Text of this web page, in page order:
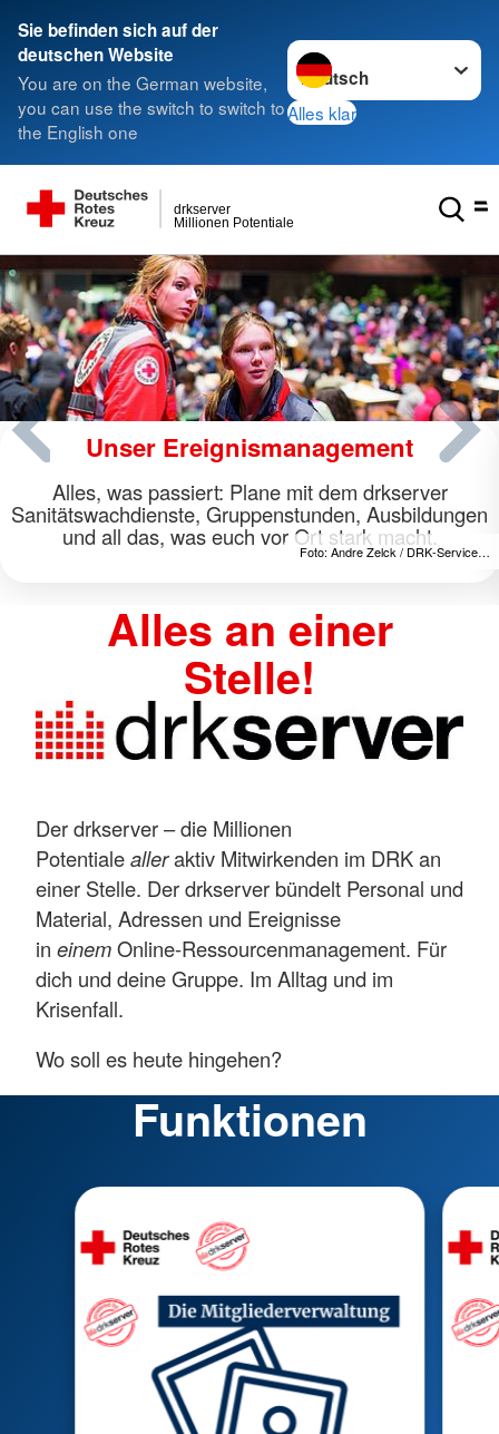
Sie befinden sich auf der
deutschen Website
You are on the German website,
you can use the switch to switch to
the English one
Sprache wechseln zu
Alles klar
Millionen Potentiale
drkserver
Foto: Andre Zelck / DRK-Service…
Unser Ereignismanagement
Alles, was passiert: Plane mit dem drkserver
Sanitätswachdienste, Gruppenstunden, Ausbildungen
und all das, was euch vor Ort stark macht.
Alles an einer
Stelle!
Der drkserver – die Millionen
Potentialealleraktiv Mitwirkenden im DRK an
einer Stelle. Der drkserver bündelt Personal und
Material, Adressen und Ereignisse
in einemOnline-Ressourcenmanagement. Für
dich und deine Gruppe. Im Alltag und im
Krisenfall.
Wo soll es heute hingehen?
Funktionen